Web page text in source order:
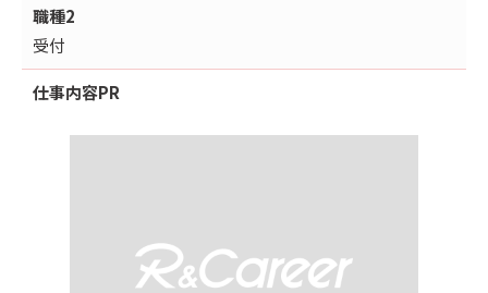
職種2
受付
仕事内容PR